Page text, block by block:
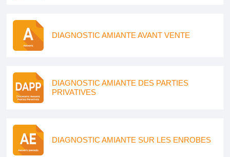
DIAGNOSTIC AMIANTE AVANT VENTE
DIAGNOSTIC AMIANTE DES PARTIES
PRIVATIVES
DIAGNOSTIC AMIANTE SUR LES ENROBES